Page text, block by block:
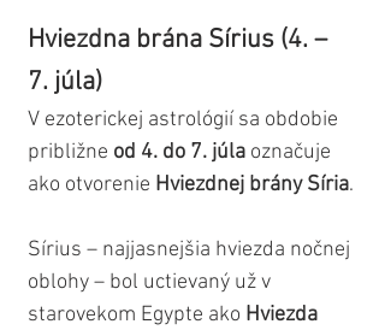
Hviezdna brána Sírius (4. –
7. júla)
V ezoterickej astrológií sa obdobie
približne od 4. do 7. júla označuje
ako otvorenie Hviezdnej brány Síria.
Sírius – najjasnejšia hviezda nočnej
oblohy – bol uctievaný už v
starovekom Egypte ako Hviezda